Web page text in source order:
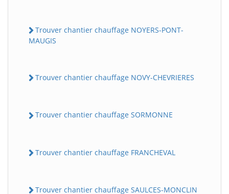
Trouver chantier chauffage NOYERS-PONT-
MAUGIS
Trouver chantier chauffage NOVY-CHEVRIERES
Trouver chantier chauffage SORMONNE
Trouver chantier chauffage FRANCHEVAL
Trouver chantier chauffage SAULCES-MONCLIN